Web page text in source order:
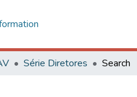
Série Diretores Search